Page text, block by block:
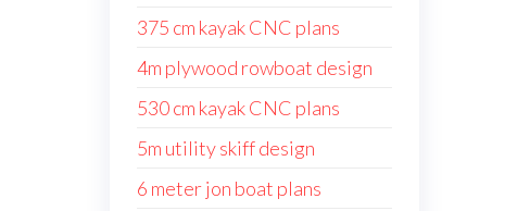
375 cm kayak CNC plans
4m plywood rowboat design
530 cm kayak CNC plans
5m utility skiff design
6 meter jon boat plans